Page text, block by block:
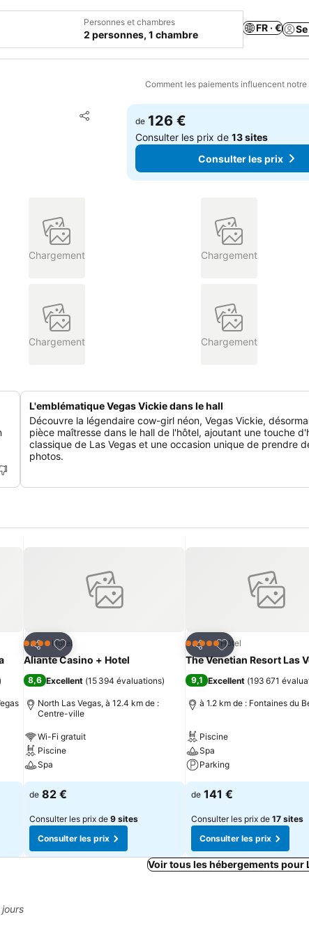
Personnes et chambres
2 personnes, 1 chambre
FR · €
Comment les paiements influencent
Partager
Ajouter à mes favoris
de 126 €
Consulter les prix de13 sites
Consulter les prix
Chargement Chargement
Chargement Chargement
L'emblématique Vegas Vickie dans le hall
Découvre la légendaire cow-girl néon, Vegas Vickie,
pièce maîtresse dans le hall de l'hôtel, ajoutant une touche
classique de Las Vegas et une occasion unique de prendre
photos.
Partager
Ajouter à mes favoris
4 ÉtoilesHôtel
Aliante Casino + Hotel
8,6 Excellent (15 394 évaluations)
North Las Vegas, à 12.4 km de :
Centre-ville
Wi-Fi gratuit
Piscine
Spa
de 82 €
Consulter les prix de 9 sites
Consulter les prix
Partager
Ajouter à mes
5 Étoiles Hôtel
The Venetian Resort Las
9,1 Excellent (193 671
à 1.2 km de : Fontaines du
Piscine
Spa
Parking
de 141 €
Consulter les prix de 17 sites
Consulter les prix
Voir tous les hébergements pour